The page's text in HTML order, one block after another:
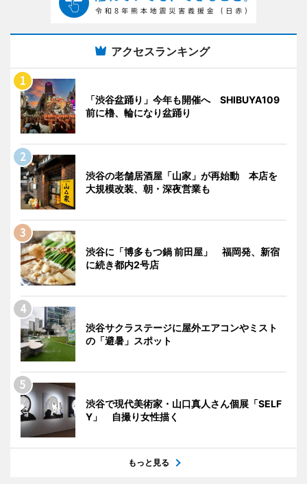
アクセスランキング
「渋谷盆踊り」今年も開催へ SHIBUYA109
前に櫓、輪になり盆踊り
渋谷の老舗居酒屋「山家」が再始動 本店を
大規模改装、朝・深夜営業も
渋谷に「博多もつ鍋 前田屋」 福岡発、新宿
に続き都内2号店
渋谷サクラステージに屋外エアコンやミスト
の「避暑」スポット
渋谷で現代美術家・山口真人さん個展「SELF
Y」 自撮り女性描く
もっと見る